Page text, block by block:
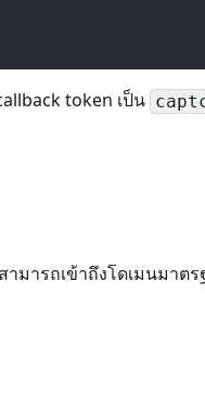
token เป็น
มารถเข้าถึงโดเมนมาต